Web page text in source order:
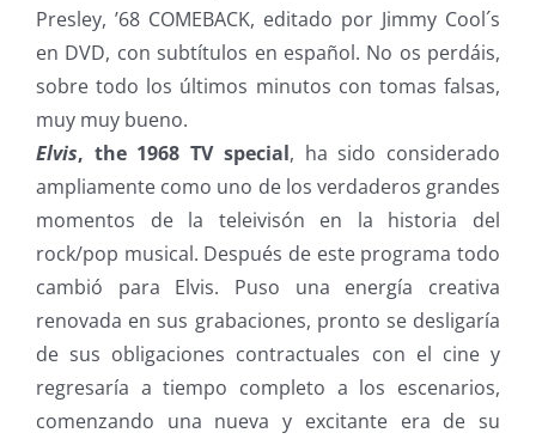
Presley, ’68 COMEBACK, editado por Jimmy Cool´s
en DVD, con subtítulos en español. No os perdáis,
sobre todo los últimos minutos con tomas falsas,
muy muy bueno.
Elvis, the 1968 TV special, ha sido considerado
ampliamente como uno de los verdaderos grandes
momentos de la teleivisón en la historia del
rock/pop musical. Después de este programa todo
cambió para Elvis. Puso una energía creativa
renovada en sus grabaciones, pronto se desligaría
de sus obligaciones contractuales con el cine y
regresaría a tiempo completo a los escenarios,
comenzando una nueva y excitante era de su